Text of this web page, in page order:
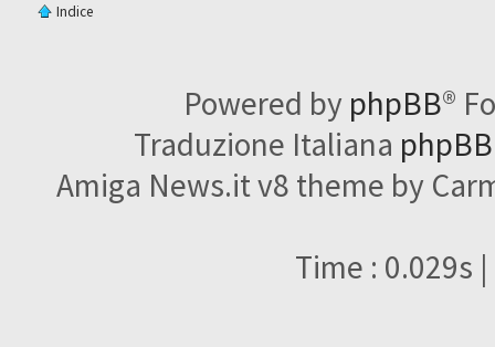
Indice
Powered by phpBB®
Traduzione Italiana
Amiga News.it v8 theme by
Time : 0.029s